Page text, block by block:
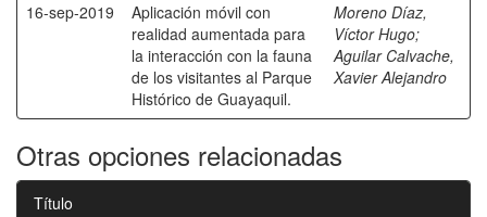
16-sep-2019
Aplicación móvil con
realidad aumentada para
la interacción con la fauna
de los visitantes al Parque
Histórico de Guayaquil.
Moreno Díaz,
Víctor Hugo;
Aguilar Calvache,
Xavier Alejandro
Otras opciones relacionadas
Título